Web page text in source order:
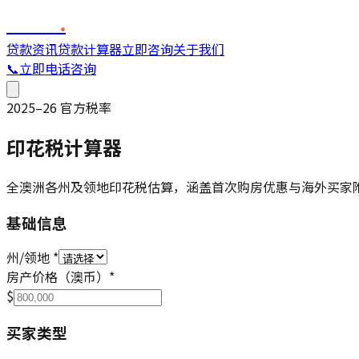
.
贷款资讯贷款计算器立即咨询关于我们
📞立即电话咨询
2025–26 官方税率
印花税计算器
全澳洲各州及领地印花税估算，涵盖首次购房优惠与海外买家
基础信息
州/领地 *
房产价格（澳币） *
$
买家类型